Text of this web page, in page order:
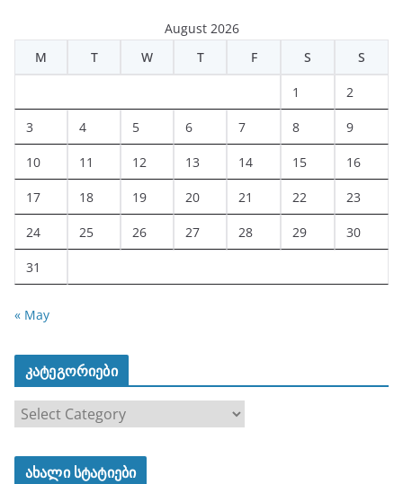
August 2026
M
T W T F S S
1 2
3 4 5 6 7 8 9
10 11 12 13 14 15 16
17 18 19 20 21 22 23
24 25 26 27 28 29 30
31
« May
კატეგორიები
ტ
ახალი სტატიები